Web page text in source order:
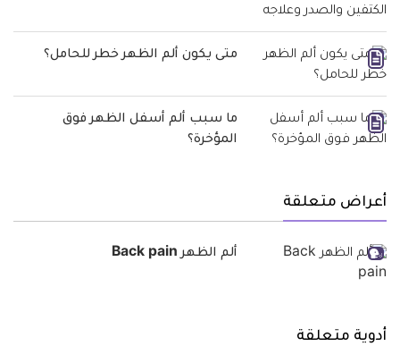
متى يكون ألم الظهر خطر للحامل؟
ما سبب ألم أسفل الظهر فوق
المؤخرة؟
أعراض متعلقة
ألم الظهر Back pain
أدوية متعلقة